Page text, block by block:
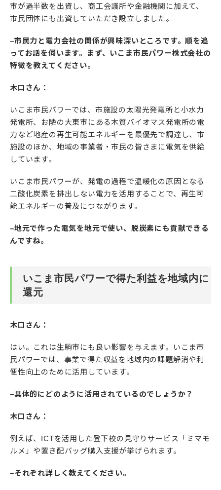
市が過半数を出資し、商工会議所や金融機関に加えて、
市民団体にも出資していただき設立しました。
–市民力と電力会社の関係が興味深いところです。順を追
ってお話を伺います。まず、いこま市民パワー株式会社の
特徴を教えてください。
木口さん：
いこま市民パワーでは、市施設の太陽光発電所と小水力
発電所、お隣の大東市にある木質バイオマス発電所の電
力など地産の再生可能エネルギーを最優先で調達し、市
施設のほか、地域の事業者・市民の皆さまに電気を供給
しています。
いこま市民パワーが、発電の過程で温暖化の原因となる
二酸化炭素を排出しない電力を活用することで、再生可
能エネルギーの普及につながります。
–地元で作った電気を地元で使い、脱炭素にも貢献できる
んですね。
いこま市民パワーで得た利益を地域内に
還元
木口さん：
はい。これは生駒市にも良い影響を与えます。いこま市
民パワーでは、事業で得た収益を地域内の課題解消や利
便性向上のために活用しています。
–具体的にどのように活用されているのでしょうか？
木口さん：
例えば、ICTを活用した登下校の見守りサービス「ミマモ
ルメ」や置き配バッグ購入支援が挙げられます。
–それぞれ詳しく教えてください。